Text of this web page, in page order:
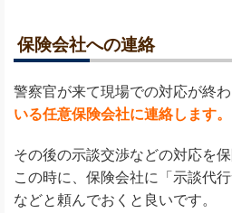
保険会社への連絡
警察官が来て現場での対応が終わ
いる任意保険会社に連絡します。
その後の示談交渉などの対応を
この時に、保険会社に「示談代
などと頼んでおくと良いです。